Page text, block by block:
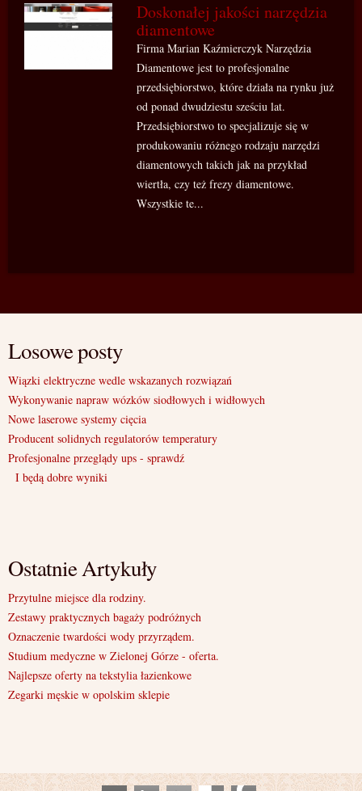
Doskonałej jakości narzędzia
diamentowe
Firma Marian Kaźmierczyk Narzędzia
Diamentowe jest to profesjonalne
przedsiębiorstwo, które działa na rynku już
od ponad dwudziestu sześciu lat.
Przedsiębiorstwo to specjalizuje się w
produkowaniu różnego rodzaju narzędzi
diamentowych takich jak na przykład
wiertła, czy też frezy diamentowe.
Wszystkie te...
Losowe posty
Wiązki elektryczne wedle wskazanych rozwiązań
Wykonywanie napraw wózków siodłowych i widłowych
Nowe laserowe systemy cięcia
Producent solidnych regulatorów temperatury
Profesjonalne przeglądy ups - sprawdź
I będą dobre wyniki
Ostatnie Artykuły
Przytulne miejsce dla rodziny.
Zestawy praktycznych bagaży podróżnych
Oznaczenie twardości wody przyrządem.
Studium medyczne w Zielonej Górze - oferta.
Najlepsze oferty na tekstylia łazienkowe
Zegarki męskie w opolskim sklepie